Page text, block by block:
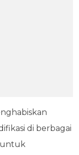
di berbagai
untuk